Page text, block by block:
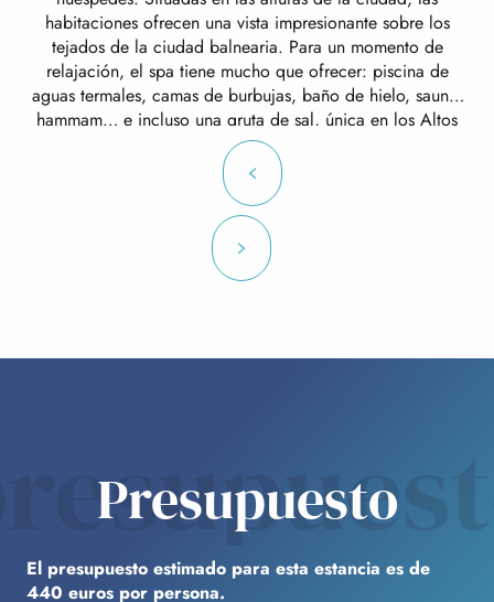
habitaciones ofrecen una vista impresionante sobre los
tejados de la ciudad balnearia. Para un momento de
relajación, el spa tiene mucho que ofrecer: piscina de
aguas termales, camas de burbujas, baño de hielo, sauna,
hammam… e incluso una gruta de sal, única en los Altos
Pirineos, situada en una sala íntima donde se ha
conservado la piedra natural original. Para relajarse aún
más, un gran palmarium acristalado, creado desde cero, le
invita a descansar en una tumbona o en una mecedora,
leyendo un libro o tomando una bebida caliente en el
salón de té.
Presupuesto
El presupuesto estimado para esta estancia es de
440 euros por persona.